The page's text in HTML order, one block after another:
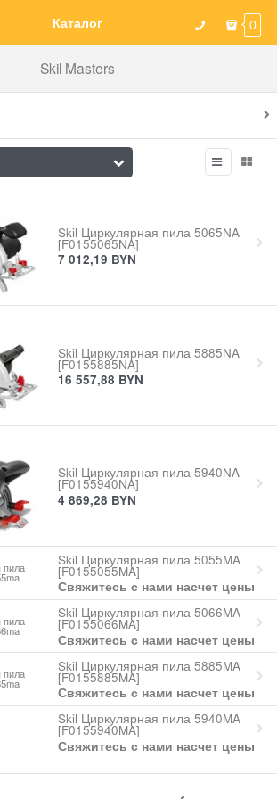
Каталог 0
Skil Masters
Skil Циркулярная пила 5065NA
[F0155065NA]
7 012,19 BYN
Skil Циркулярная пила 5885NA
[F0155885NA]
16 557,88 BYN
Skil Циркулярная пила 5940NA
[F0155940NA]
4 869,28 BYN
Skil Циркулярная пила 5055MA
[F0155055MA]
Свяжитесь с нами насчет цены
Skil Циркулярная пила 5066MA
[F0155066MA]
Свяжитесь с нами насчет цены
Skil Циркулярная пила 5885MA
[F0155885MA]
Свяжитесь с нами насчет цены
Skil Циркулярная пила 5940MA
[F0155940MA]
Свяжитесь с нами насчет цены